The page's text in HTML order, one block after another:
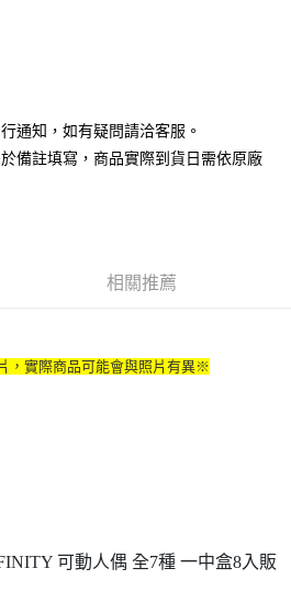
大哥大用戶可立即使用無須另外申請。
分期的期數、繳款截止日，確認付款後即完
大哥付你分期」於每月結算日後寄送繳費提
」等通路繳費。
限公司」（以下簡稱本公司）所提供，讓
使用本公司帳單繳交帳款。
需資料之確認、核對及更正。
以上)免運費
以上)免運費
以上)免運費
通知，如有疑問請洽客服。
備註填寫，商品實際到貨日需依原廠
相關推薦
，實際商品可能會與照片有異※
可動人偶 全7種 一中盒8入販